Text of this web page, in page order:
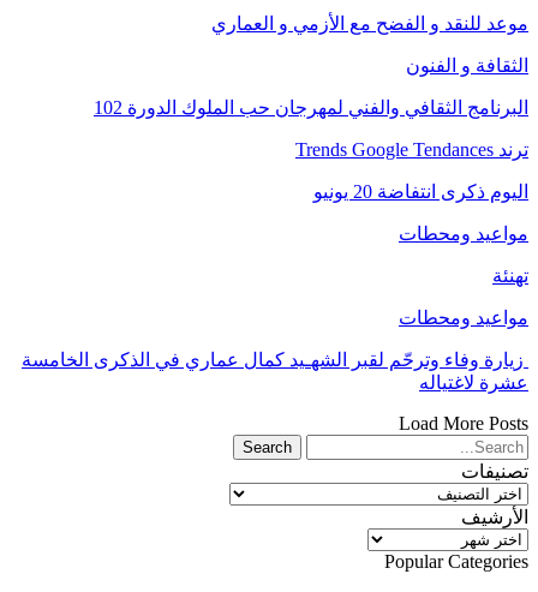
موعد للنقد و الفضح مع الأزمي و العماري
الثقافة و الفنون
البرنامج الثقافي والفني لمهرجان حب الملوك الدورة 102
ترند Trends Google Tendances
اليوم ذكرى انتفاضة 20 يونيو
مواعيد ومحطات
تهنئة
مواعيد ومحطات
زيارة وفاء وترحّم لقبر الشهـيد كمال عماري في الذكرى الخامسة
عشرة لاغتياله
Load More Posts
تصنيفات
تصنيفات
الأرشيف
الأرشيف
Popular Categories